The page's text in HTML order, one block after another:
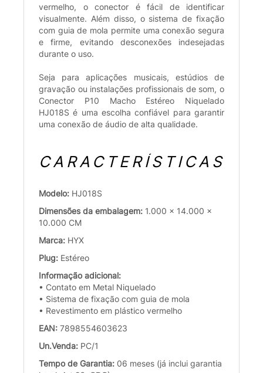
vermelho, o conector é fácil de identificar
visualmente. Além disso, o sistema de fixação
com guia de mola permite uma conexão segura
e firme, evitando desconexões indesejadas
durante o uso.
Seja para aplicações musicais, estúdios de
gravação ou instalações profissionais de som, o
Conector P10 Macho Estéreo Niquelado
HJ018S é uma escolha confiável para garantir
uma conexão de áudio de alta qualidade.
CARACTERÍSTICAS
Modelo: HJ018S
Dimensões da embalagem: 1.000 x 14.000 x
10.000 CM
Marca: HYX
Plug: Estéreo
Informação adicional:
• Contato em Metal Niquelado
• Sistema de fixação com guia de mola
• Revestimento em plástico vermelho
EAN: 7898554603623
Un.Venda: PC/1
Tempo de Garantia: 06 meses (já inclui garantia